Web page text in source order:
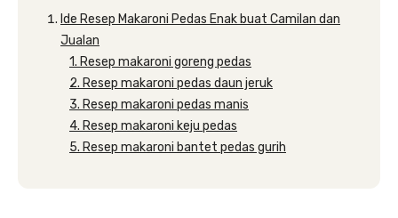
Ide Resep Makaroni Pedas Enak buat Camilan dan
Jualan
1. Resep makaroni goreng pedas
2. Resep makaroni pedas daun jeruk
3. Resep makaroni pedas manis
4. Resep makaroni keju pedas
5. Resep makaroni bantet pedas gurih